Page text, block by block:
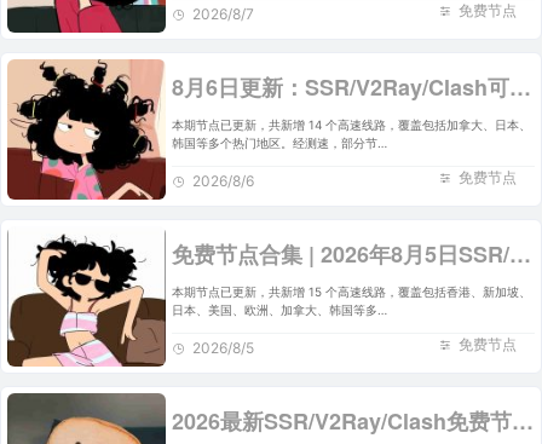
免费节点
2026/8/7
8月6日更新：SSR/V2Ray/Clash可用节点14条分享
本期节点已更新，共新增 14 个高速线路，覆盖包括加拿大、日本、
韩国等多个热门地区。经测速，部分节…
免费节点
2026/8/6
免费节点合集 | 2026年8月5日SSR/V2Ray/Clash订阅整理
本期节点已更新，共新增 15 个高速线路，覆盖包括香港、新加坡、
日本、美国、欧洲、加拿大、韩国等多…
免费节点
2026/8/5
2026最新SSR/V2Ray/Clash免费节点 | 8月4日可用订阅